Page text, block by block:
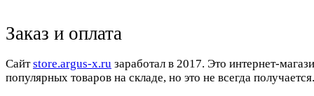
Заказ и оплата
Cайтstore.argus-x.ru заработал в 2017. Это интернет-
популярных товаров на складе, но это не всегда